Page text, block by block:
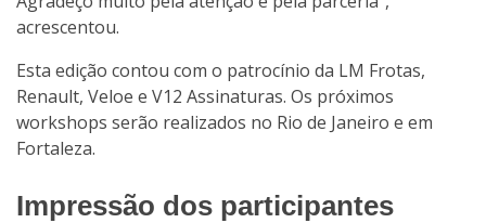
acrescentou.
Esta edição contou com o patrocínio da LM Frotas,
Renault, Veloe e V12 Assinaturas. Os próximos
workshops serão realizados no Rio de Janeiro e em
Fortaleza.
Impressão dos participantes